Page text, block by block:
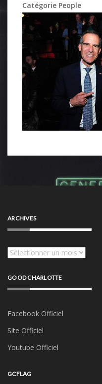
Catégorie People
ARCHIVES
Archives
GOOD CHARLOTTE
Facebook Officiel
Site Officiel
Youtube Officiel
GCFLAG